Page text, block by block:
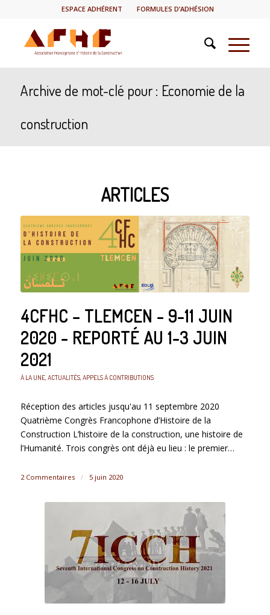
ESPACE ADHÉRENT FORMULES D’ADHÉSION
Archive de mot-clé pour : Economie de la
construction
ARTICLES
4CFHC – TLEMCEN - 9-11 JUIN
2020 - REPORTÉ AU 1-3 JUIN
2021
À LA UNE, ACTUALITÉS, APPELS À CONTRIBUTIONS
Réception des articles jusqu'au 11 septembre 2020
Quatrième Congrès Francophone d’Histoire de la
Construction L’histoire de la construction, une histoire de
l’Humanité. Trois congrès ont déjà eu lieu : le premier…
2 Commentaires / 5 juin 2020